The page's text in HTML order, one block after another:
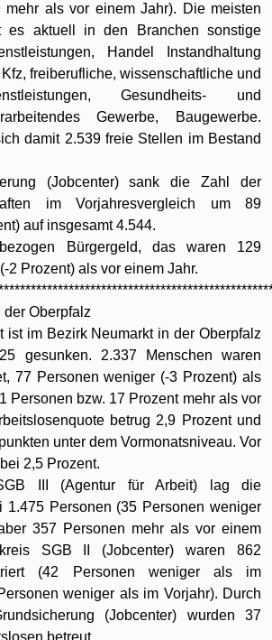
mehr als vor einem Jahr). Die meisten
es aktuell in den Branchen sonstige
Handel Instandhaltung
freiberufliche, wissenschaftliche und
Gesundheits- und
Gewerbe, Baugewerbe.
damit 2.539 freie Stellen im Bestand
(Jobcenter) sank die Zahl der
im Vorjahresvergleich um 89
auf insgesamt 4.544.
Bürgergeld, das waren 129
2 Prozent) als vor einem Jahr.
der Oberpfalz
ist im Bezirk Neumarkt in der Oberpfalz
gesunken. 2.337 Menschen waren
77 Personen weniger (-3 Prozent) als
Personen bzw. 17 Prozent mehr als vor
betrug 2,9 Prozent und
unter dem Vormonatsniveau. Vor
2,5 Prozent.
III (Agentur für Arbeit) lag die
1.475 Personen (35 Personen weniger
357 Personen mehr als vor einem
SGB II (Jobcenter) waren 862
(42 Personen weniger als im
weniger als im Vorjahr). Durch
(Jobcenter) wurden 37